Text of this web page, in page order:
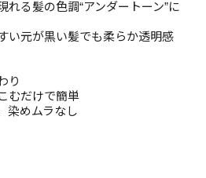
れる髪の色調“アンダートーン”に
い元が黒い髪でも柔らか透明感
り
むだけで簡単
染めムラなし